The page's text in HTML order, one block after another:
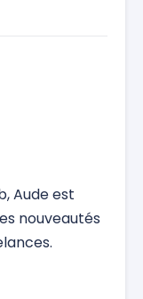
Aude est
nouveautés